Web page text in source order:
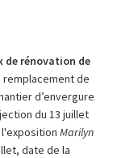
de rénovation de
de
d’envergure
du 13 juillet
Marilyn
date de la